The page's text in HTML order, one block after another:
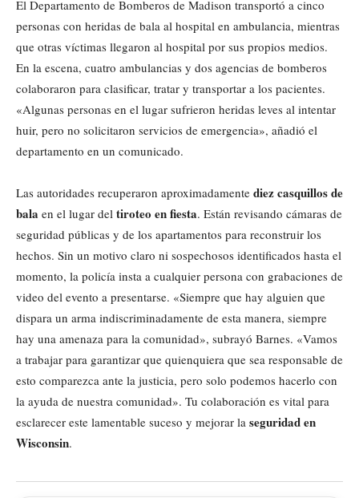
El Departamento de Bomberos de Madison transportó a cinco
personas con heridas de bala al hospital en ambulancia, mientras
que otras víctimas llegaron al hospital por sus propios medios.
En la escena, cuatro ambulancias y dos agencias de bomberos
colaboraron para clasificar, tratar y transportar a los pacientes.
«Algunas personas en el lugar sufrieron heridas leves al intentar
huir, pero no solicitaron servicios de emergencia», añadió el
departamento en un comunicado.
Las autoridades recuperaron aproximadamente diez casquillos de
bala en el lugar del tiroteo en fiesta. Están revisando cámaras de
seguridad públicas y de los apartamentos para reconstruir los
hechos. Sin un motivo claro ni sospechosos identificados hasta el
momento, la policía insta a cualquier persona con grabaciones de
video del evento a presentarse. «Siempre que hay alguien que
dispara un arma indiscriminadamente de esta manera, siempre
hay una amenaza para la comunidad», subrayó Barnes. «Vamos
a trabajar para garantizar que quienquiera que sea responsable de
esto comparezca ante la justicia, pero solo podemos hacerlo con
la ayuda de nuestra comunidad». Tu colaboración es vital para
esclarecer este lamentable suceso y mejorar la seguridad en
Wisconsin.